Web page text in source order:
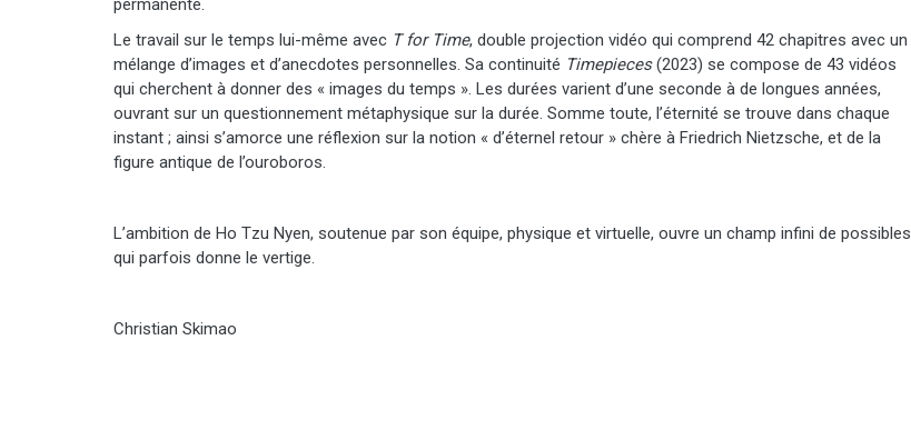
permanente.
Le travail sur le temps lui-même avec T for Time, double projection vidéo qui comprend 42 chapitres avec un
mélange d’images et d’anecdotes personnelles. Sa continuité Timepieces(2023) se compose de 43 vidéos
qui cherchent à donner des « images du temps ». Les durées varient d’une seconde à de longues années,
ouvrant sur un questionnement métaphysique sur la durée. Somme toute, l’éternité se trouve dans chaque
instant ; ainsi s’amorce une réflexion sur la notion « d’éternel retour » chère à Friedrich Nietzsche, et de la
figure antique de l’ouroboros.
L’ambition de Ho Tzu Nyen, soutenue par son équipe, physique et virtuelle, ouvre un champ infini de possibles
qui parfois donne le vertige.
Christian Skimao